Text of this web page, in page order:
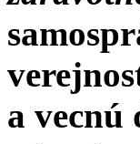
a vecnú